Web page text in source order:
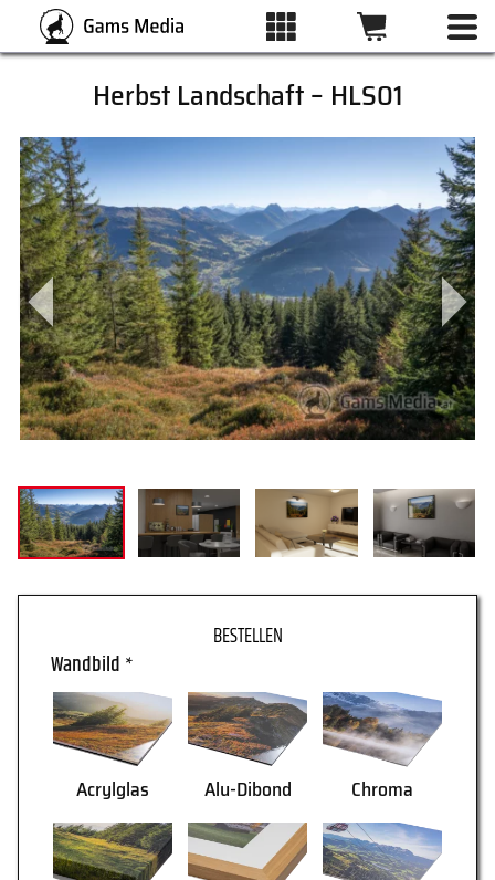
ALLE BILDER
KATEGORIEN
DRUCKARTEN
WUNSCHLISTE
WARENKORB
Herbst Landschaft – HLS01
Wandbild *
Acrylglas Alu-Dibond Chroma